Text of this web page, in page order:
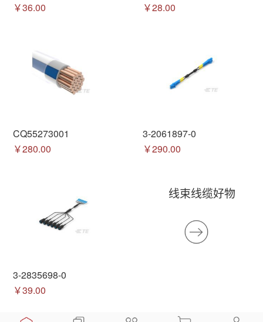
￥36.00
￥28.00
CQ55273001
￥280.00
3-2061897-0
￥290.00
3-2835698-0
￥39.00
线束线缆好物